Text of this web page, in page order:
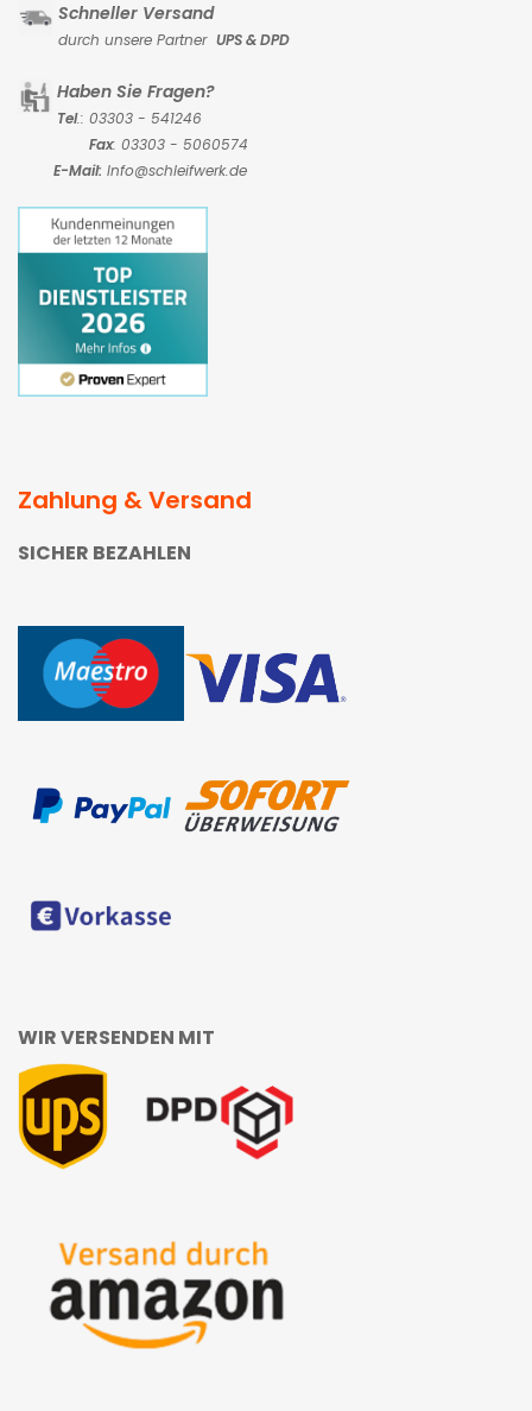
Schneller Versand
durch unsere Partner UPS & DPD
Haben Sie Fragen?
Tel.: 03303 - 541246
Fax: 03303 - 5060574
E-Mail: Info@schleifwerk.de
Zahlung & Versand
SICHER BEZAHLEN
WIR VERSENDEN MIT